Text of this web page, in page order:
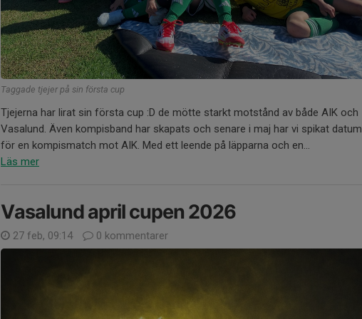
Taggade tjejer på sin första cup
Tjejerna har lirat sin första cup :D de mötte starkt motstånd av både AIK och
Vasalund. Även kompisband har skapats och senare i maj har vi spikat datum
för en kompismatch mot AIK. Med ett leende på läpparna och en...
Läs mer
Vasalund april cupen 2026
27 feb, 09:14 0 kommentarer